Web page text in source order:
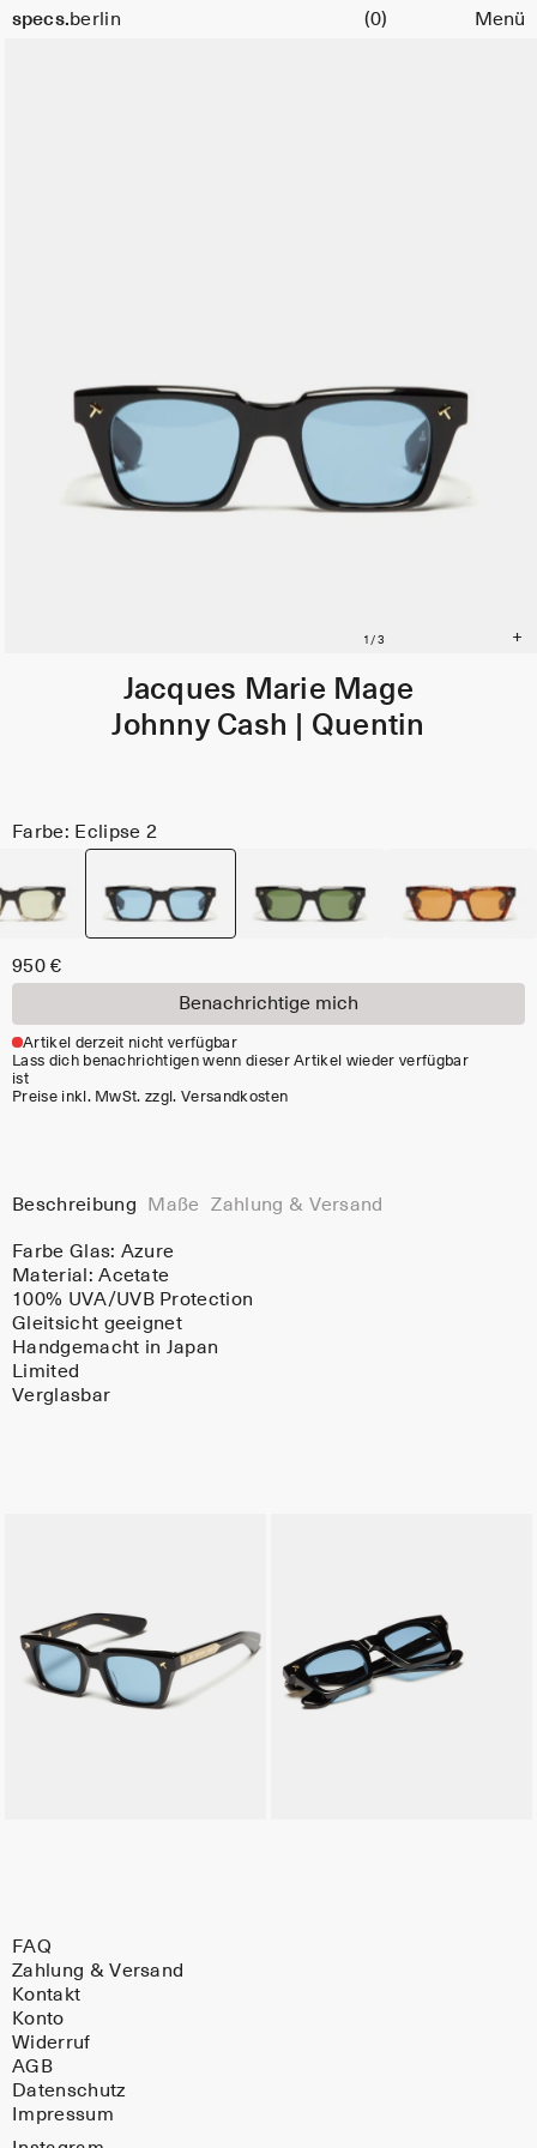
specs.berlin
Warenkorb (0) Menü
Jacques Marie Mage
Johnny Cash | Quentin
Farbe: Eclipse 2
950 €
Benachrichtige mich
Artikel derzeit nicht verfügbar
Lass dich benachrichtigen wenn dieser Artikel wieder verfügbar
ist
Preise inkl. MwSt. zzgl. Versandkosten
Beschreibung Maße Zahlung & Versand
Farbe Glas: Azure
Material:Acetate
100% UVA/UVB Protection
Gleitsicht geeignet
Handgemacht in Japan
Limited
Verglasbar
FAQ
Zahlung & Versand
Kontakt
Konto
Widerruf
AGB
Datenschutz
Impressum